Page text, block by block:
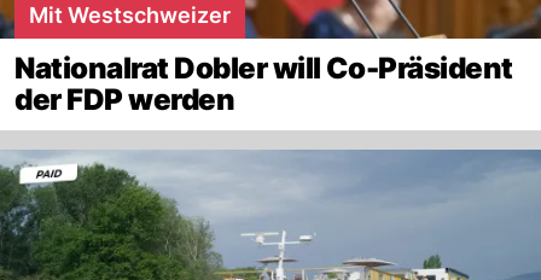
Mit Westschweizer
Nationalrat Dobler will Co-Präsident
der FDP werden